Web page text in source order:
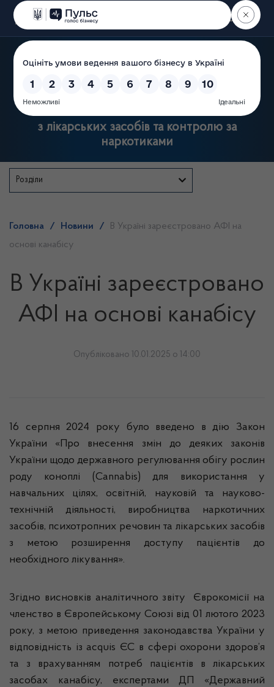
Пошук
Державна служба України
з лікарських засобів та контролю за
наркотиками
Розділи
Головна / Новини /
В Україні зареєстровано АФІ на
основі канабісу
В Україні зареєстровано
АФІ на основі канабісу
Опубліковано 10.01.2025 о 14:00
16 серпня 2024 року було введено в дію Закон
України «Про внесення змін до деяких законів
України щодо державного регулювання обігу рослин
роду коноплі (Cannabis) для використання у
навчальних цілях, освітній, науковій та науково-
технічній діяльності, виробництва наркотичних
засобів, психотропних речовин та лікарських засобів
з метою розширення доступу пацієнтів до
необхідного лікування».
Згідно висновків аналітичного звіту Єврокомісії на
членство в Європейському Союзі від 01 лютого 2023
року, з метою приведення законодавства України у
відповідність із acquis ЄС в сфері охорони здоров’я
та з врахуванням потреб пацієнтів в лікарських
засобах канабісу, експертами ДП «Державний